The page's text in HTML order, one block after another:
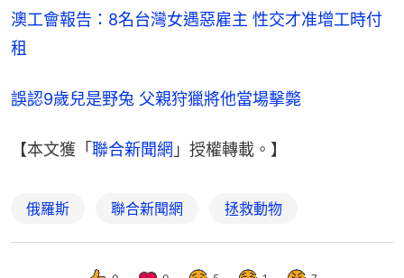
澳工會報告：8名台灣女遇惡雇主 性交才准增工時付
租
誤認9歲兒是野兔 父親狩獵將他當場擊斃
【本文獲「聯合新聞網 」授權轉載。】
俄羅斯 聯合新聞網 拯救動物